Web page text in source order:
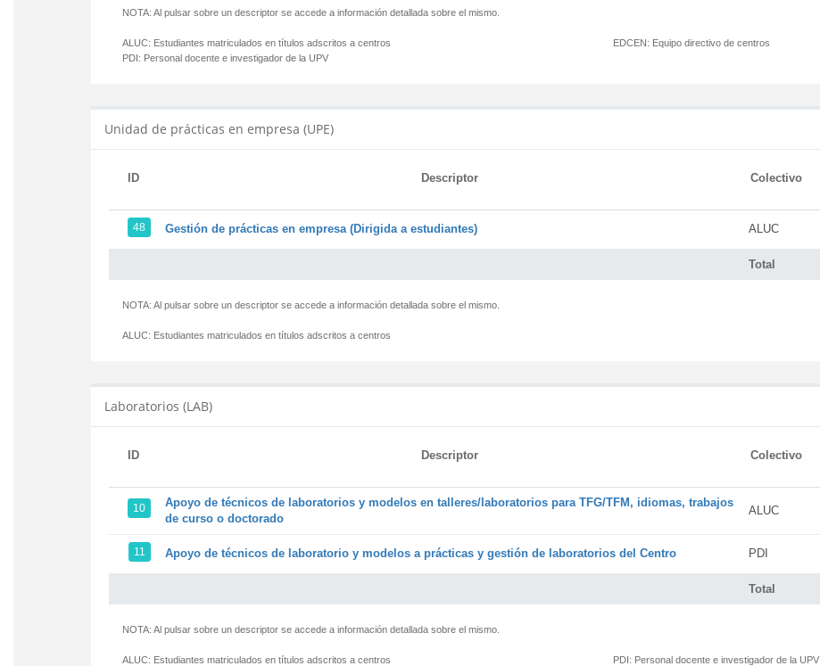
NOTA: Al pulsar sobre un descriptor se accede a información detallada sobre el mismo.
ALUC: Estudiantes matriculados en títulos adscritos a centros
PDI: Personal docente e investigador de la UPV
EDCEN: Equipo directivo de centros
Unidad de prácticas en empresa (UPE)
ID Descriptor Colectivo
Total
48 Gestión de prácticas en empresa (Dirigida a estudiantes) ALUC
NOTA: Al pulsar sobre un descriptor se accede a información detallada sobre el mismo.
ALUC: Estudiantes matriculados en títulos adscritos a centros
Laboratorios (LAB)
ID Descriptor Colectivo
Total
10
Apoyo de técnicos de laboratorios y modelos en talleres/laboratorios para TFG/TFM, idiomas, trabajos
de curso o doctorado
ALUC
11 Apoyo de técnicos de laboratorio y modelos a prácticas y gestión de laboratorios del Centro PDI
NOTA: Al pulsar sobre un descriptor se accede a información detallada sobre el mismo.
ALUC: Estudiantes matriculados en títulos adscritos a centros PDI: Personal docente e investigador de la UPV